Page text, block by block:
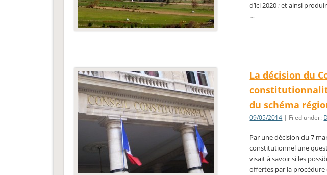
d’ici 2020 ; et ainsi
…
La décision du
du schéma
09/05/2014 | Filed under:
Par une décision du 7
constitutionnel une
visait à savoir si les
offertes par la procédure